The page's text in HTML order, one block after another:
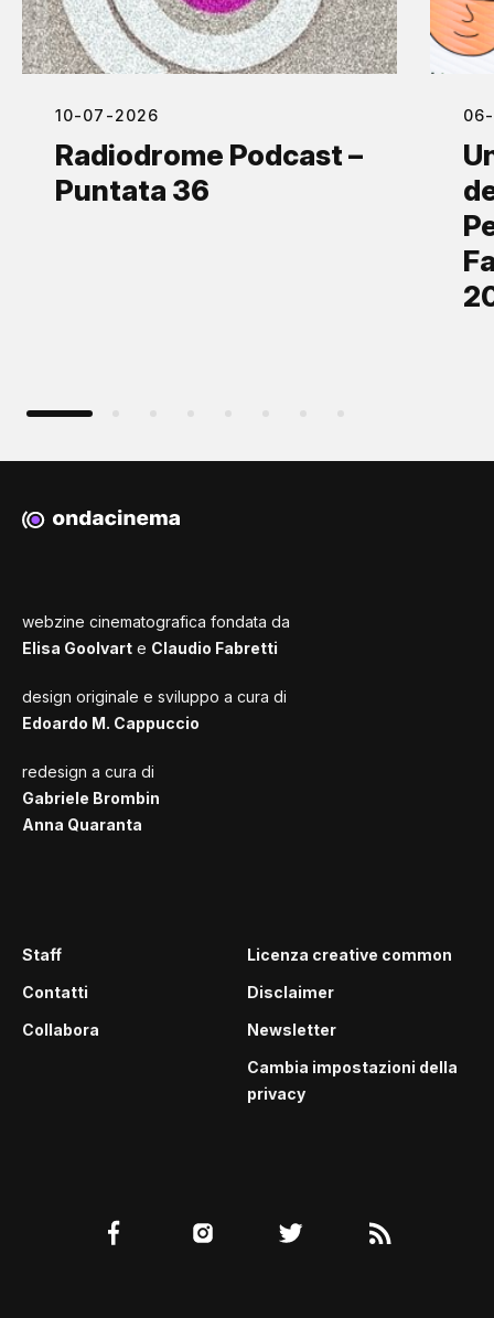
10-07-2026
Radiodrome Podcast –
Puntata 36
webzine cinematografica fondata da
Elisa Goolvart e Claudio Fabretti
design originale e sviluppo a cura di
Edoardo M. Cappuccio
redesign a cura di
Gabriele Brombin
Anna Quaranta
Staff
Contatti
Collabora
Licenza creative common
Disclaimer
Newsletter
Cambia impostazioni della
privacy